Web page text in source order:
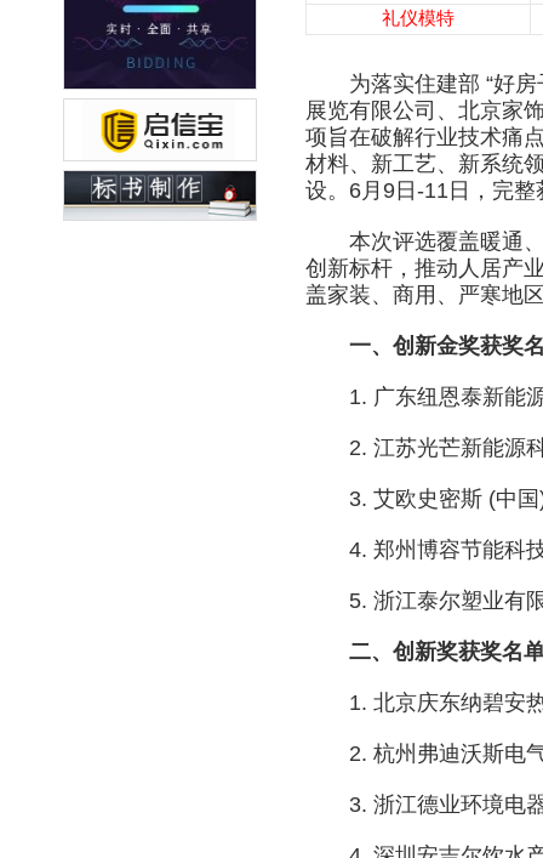
礼仪模特
为落实住建部 “好房
展览有限公司、北京家
项旨在破解行业技术痛
材料、新工艺、新系统
设。6月9日-11日，完
本次评选覆盖暖通、
创新标杆，推动人居产
盖家装、商用、严寒地
一、创新金奖获奖
1. 广东纽恩泰新能源
2. 江苏光芒新能源科
3. 艾欧史密斯 (中国)
4. 郑州博容节能科技
5. 浙江泰尔塑业有限
二、创新奖获奖名
1. 北京庆东纳碧安热
2. 杭州弗迪沃斯电气
3. 浙江德业环境电器